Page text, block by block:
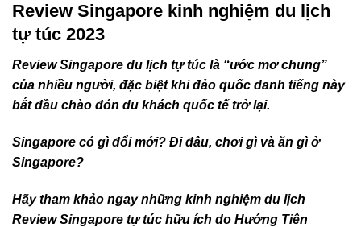
Review Singapore kinh nghiệm du lịch
tự túc 2023
Review Singapore du lịch tự túc là “ước mơ chung”
của nhiều người, đặc biệt khi đảo quốc danh tiếng này
bắt đầu chào đón du khách quốc tế trở lại.
Singapore có gì đổi mới? Đi đâu, chơi gì và ăn gì ở
Singapore?
Hãy tham khảo ngay những kinh nghiệm du lịch
Review Singapore tự túc hữu ích do Hướng Tiên